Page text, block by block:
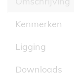
Omschrijving
Ligging